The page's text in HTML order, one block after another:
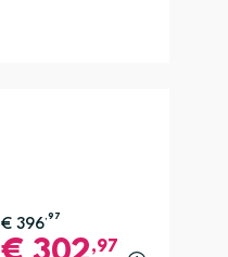
€396 ,97
,97